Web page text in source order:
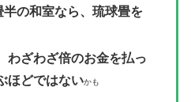
の和室なら、琉球畳を
わざわざ倍のお金を払っ
ほどではないかも